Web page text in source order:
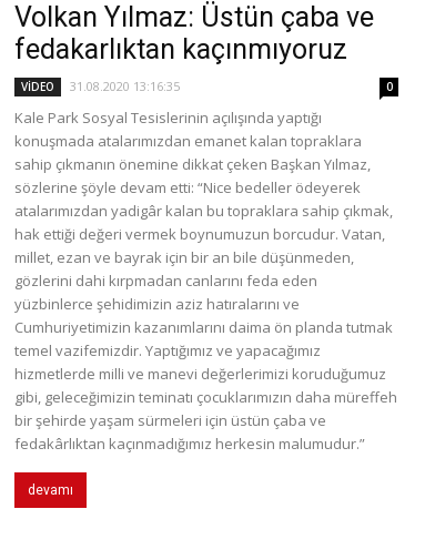
Volkan Yılmaz: Üstün çaba ve
fedakarlıktan kaçınmıyoruz
VİDEO 31.08.2020 13:16:35 0
Kale Park Sosyal Tesislerinin açılışında yaptığı
konuşmada atalarımızdan emanet kalan topraklara
sahip çıkmanın önemine dikkat çeken Başkan Yılmaz,
sözlerine şöyle devam etti: “Nice bedeller ödeyerek
atalarımızdan yadigâr kalan bu topraklara sahip çıkmak,
hak ettiği değeri vermek boynumuzun borcudur. Vatan,
millet, ezan ve bayrak için bir an bile düşünmeden,
gözlerini dahi kırpmadan canlarını feda eden
yüzbinlerce şehidimizin aziz hatıralarını ve
Cumhuriyetimizin kazanımlarını daima ön planda tutmak
temel vazifemizdir. Yaptığımız ve yapacağımız
hizmetlerde milli ve manevi değerlerimizi koruduğumuz
gibi, geleceğimizin teminatı çocuklarımızın daha müreffeh
bir şehirde yaşam sürmeleri için üstün çaba ve
fedakârlıktan kaçınmadığımız herkesin malumudur.”
devamı